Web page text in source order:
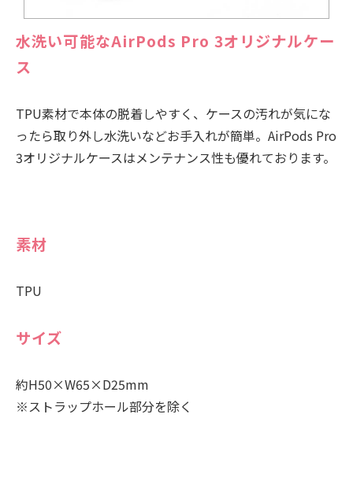
水洗い可能なAirPods Pro 3オリジナルケー
ス
TPU素材で本体の脱着しやすく、ケースの汚れが気にな
ったら取り外し水洗いなどお手入れが簡単。AirPods Pro
3オリジナルケースはメンテナンス性も優れております。
素材
TPU
サイズ
約H50×W65×D25mm
※ストラップホール部分を除く